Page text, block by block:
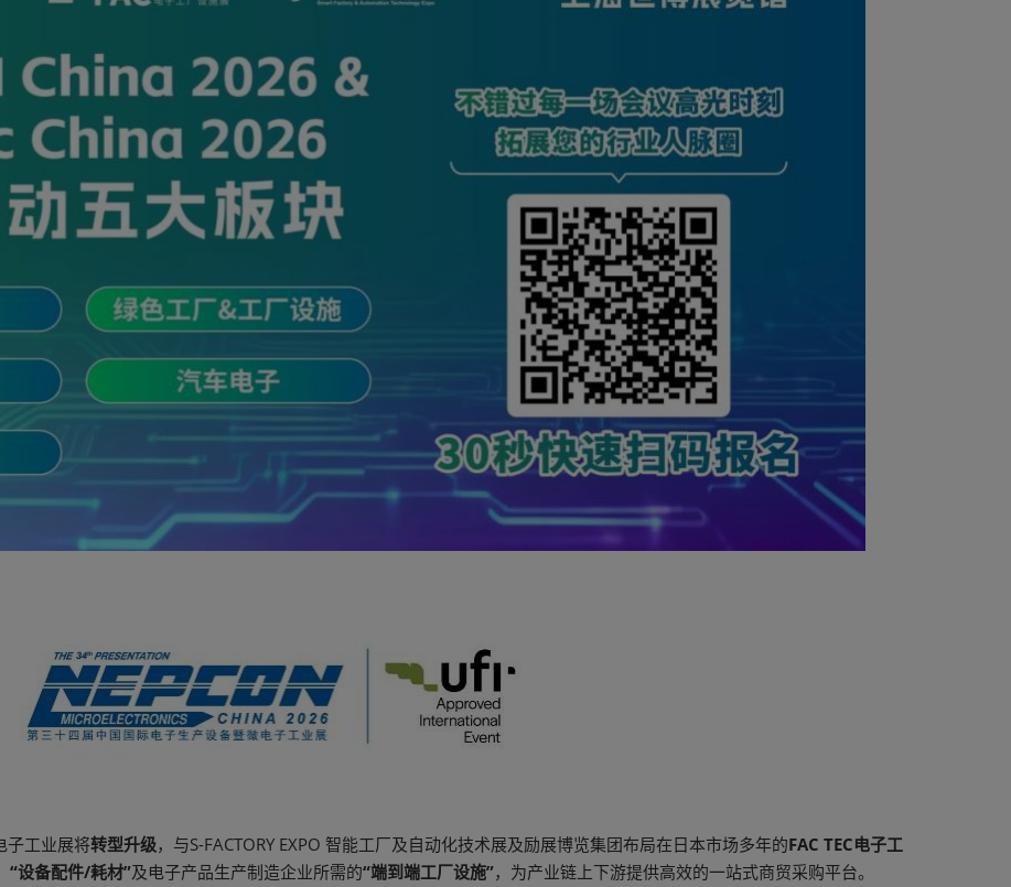
子工业展将转型升级，与S-FACTORY EXPO 智能工厂及自动化技术展及励展博览集团布局在日本市场多年的FAC TEC电子工
“设备配件/耗材”及电子产品生产制造企业所需的“端到端工厂设施”，为产业链上下游提供高效的一站式商贸采购平台。